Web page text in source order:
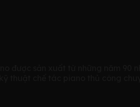
thuật chế tác piano thủ công